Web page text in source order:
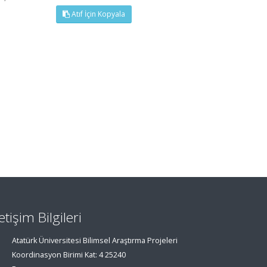
Atıf İçin Kopyala
Bilgileri
Atatürk Üniversitesi Bilimsel Araştırma Projeleri
Koordinasyon Birimi Kat: 4 25240